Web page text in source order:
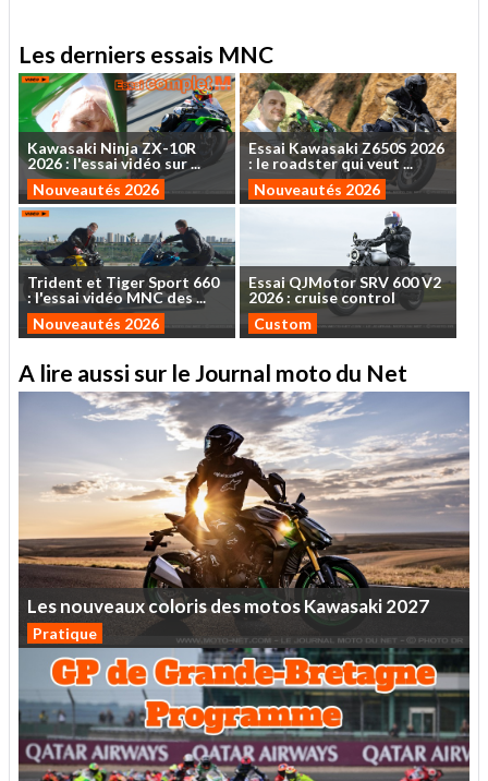
Les derniers essais MNC
Kawasaki NinjaZX-10R
2026: l'essaividéo sur...
Nouveautés 2026
Essai KawasakiZ650S 2026
: le roadsterquiveut ...
Nouveautés 2026
Trident et TigerSport 660
: l'essaividéoMNCdes...
Nouveautés 2026
EssaiQJMotorSRV 600V2
2026 : cruise control
Custom
A lire aussi sur le Journal moto du Net
LesnouveauxcolorisdesmotosKawasaki2027
Pratique